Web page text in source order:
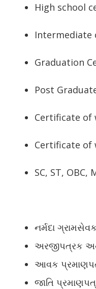
High school
Intermediate
Graduation
Post
Certificate of
Certificate of
SC, ST,
નર્મદા
અરજીપત્રક અને
આવક
જાતિ